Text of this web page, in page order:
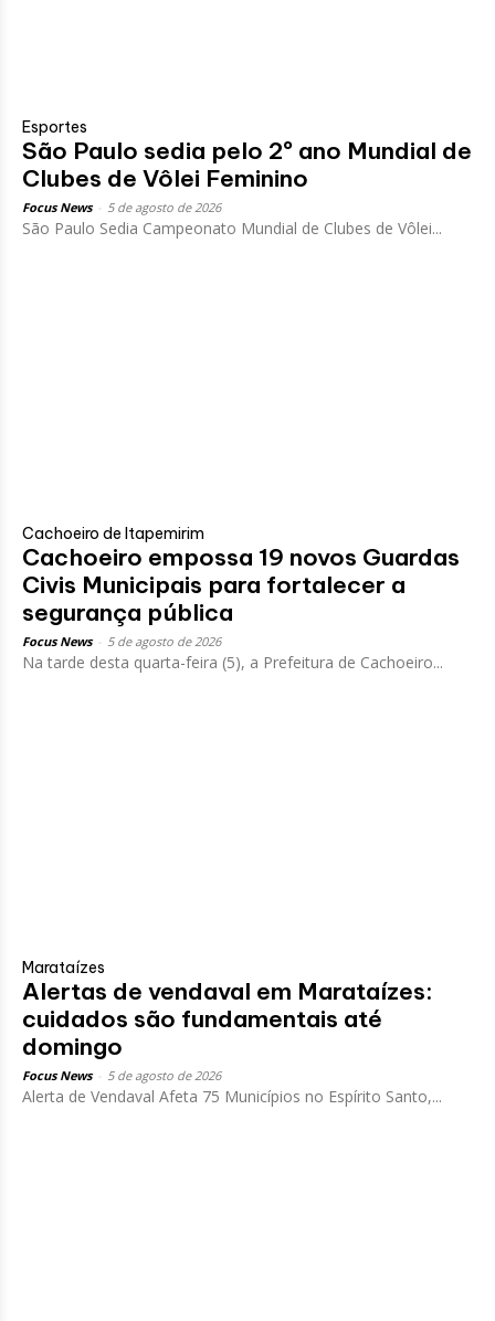
Esportes
São Paulo sedia pelo 2º ano Mundial de
Clubes de Vôlei Feminino
Focus News 5 de agosto de 2026
São Paulo Sedia Campeonato Mundial de Clubes de Vôlei...
Cachoeiro de Itapemirim
Cachoeiro empossa 19 novos Guardas
Civis Municipais para fortalecer a
segurança pública
Focus News 5 de agosto de 2026
Na tarde desta quarta-feira (5), a Prefeitura de Cachoeiro...
Marataízes
Alertas de vendaval em Marataízes:
cuidados são fundamentais até
domingo
Focus News 5 de agosto de 2026
Alerta de Vendaval Afeta 75 Municípios no Espírito Santo,...